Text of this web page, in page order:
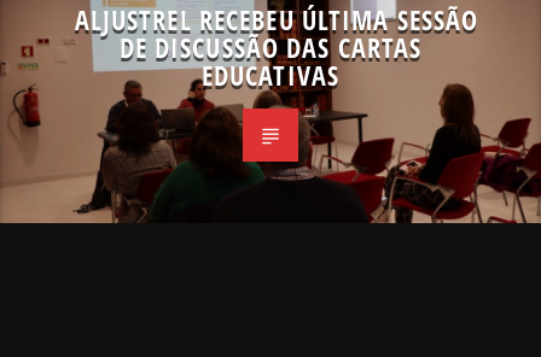
ALJUSTREL RECEBEU ÚLTIMA SESSÃO
DE DISCUSSÃO DAS CARTAS
EDUCATIVAS